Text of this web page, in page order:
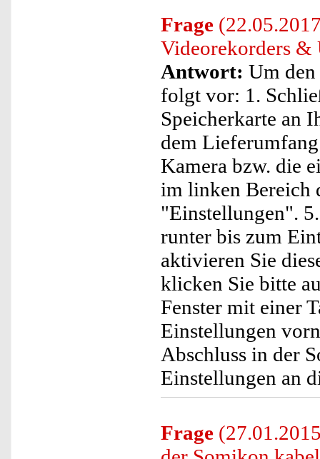
Frage
Videorekorders &
Antwort: Um
folgt vor: 1.
Speicherkarte an
dem
Kamera bzw. die
im linken Bereich
"Einstellungen".
runter bis zum
aktivieren Sie
klicken Sie bitte
Fenster mit einer
Einstellungen
Abschluss in der
Einstellungen an
Frage